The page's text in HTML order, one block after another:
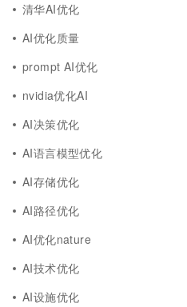
清华AI优化
AI优化质量
prompt AI优化
nvidia优化AI
AI决策优化
AI语言模型优化
AI存储优化
AI路径优化
AI优化nature
AI技术优化
AI设施优化